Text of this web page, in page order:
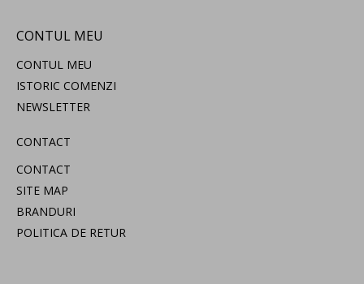
CONTUL MEU
CONTUL MEU
ISTORIC COMENZI
NEWSLETTER
CONTACT
CONTACT
SITE MAP
BRANDURI
POLITICA DE RETUR